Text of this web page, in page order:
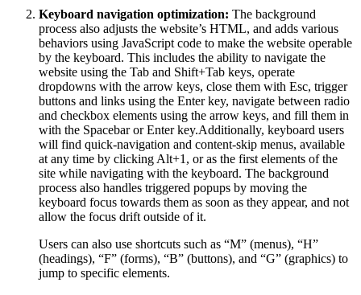
Keyboard navigation optimization: The background
process also adjusts the website’s HTML, and adds various
behaviors using JavaScript code to make the website operable
by the keyboard. This includes the ability to navigate the
website using the Tab and Shift+Tab keys, operate
dropdowns with the arrow keys, close them with Esc, trigger
buttons and links using the Enter key, navigate between radio
and checkbox elements using the arrow keys, and fill them in
with the Spacebar or Enter key.Additionally, keyboard users
will find quick-navigation and content-skip menus, available
at any time by clicking Alt+1, or as the first elements of the
site while navigating with the keyboard. The background
process also handles triggered popups by moving the
keyboard focus towards them as soon as they appear, and not
allow the focus drift outside of it.
Users can also use shortcuts such as “M” (menus), “H”
(headings), “F” (forms), “B” (buttons), and “G” (graphics) to
jump to specific elements.